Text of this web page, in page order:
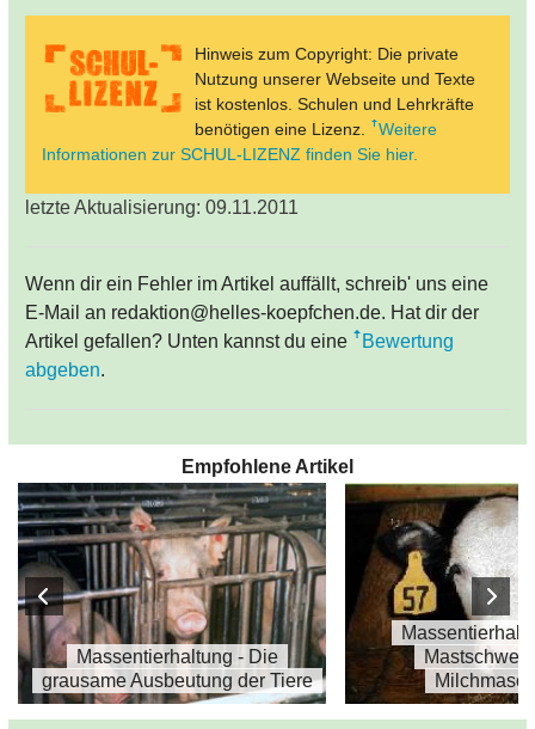
Hinweis zum Copyright: Die private
Nutzung unserer Webseite und Texte
ist kostenlos. Schulen und Lehrkräfte
benötigen eine Lizenz.
Weitere
Informationen zur SCHUL-LIZENZ finden Sie hier.
letzte Aktualisierung: 09.11.2011
Wenn dir ein Fehler im Artikel auffällt, schreib' uns eine
E-Mail an redaktion@helles-koepfchen.de. Hat dir der
Artikel gefallen? Unten kannst du eine
Bewertung
abgeben.
Empfohlene Artikel
Massentierhaltung - Die
grausame Ausbeutung der Tiere